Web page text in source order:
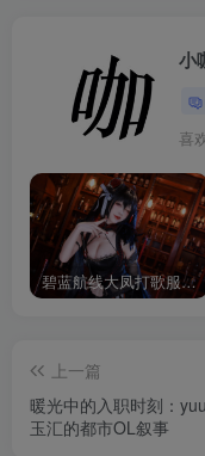
小
喜
碧蓝航线大凤打歌服有多甜？看看水淼aquaCOS版本就知道
上一篇
暖光中的入职时刻：
玉汇的都市OL叙事